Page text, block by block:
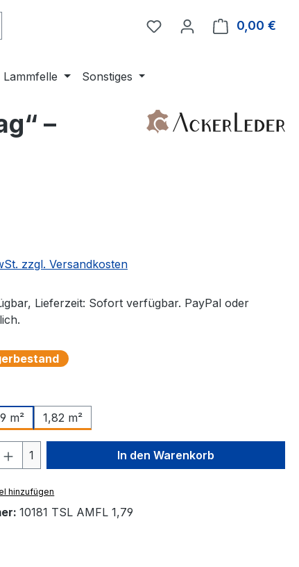
0,00 €
Lammfelle Sonstiges
–
zzgl. Versandkosten
Lieferzeit: Sofort verfügbar. PayPal oder
m² 1,82 m²
Gib den gewünschten Wert
1 In den Warenkorb
hinzufügen
10181 TSL AMFL 1,79